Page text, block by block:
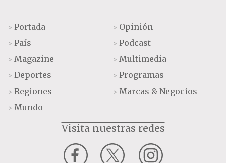
> Portada
> País
> Magazine
> Deportes
> Regiones
> Mundo
> Opinión
> Podcast
> Multimedia
> Programas
> Marcas & Negocios
Visita nuestras redes